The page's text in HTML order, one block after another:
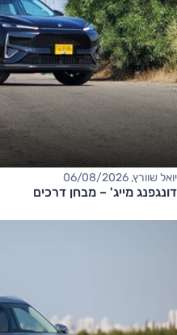
יואל שוורץ, 06/08/2026
דונגפנג מייג' – מבחן דרכים